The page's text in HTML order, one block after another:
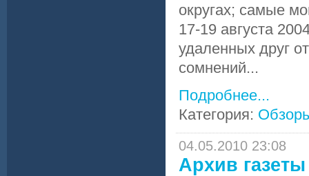
округах; самые
17-19 августа
удаленных друг
сомнений...
Подробнее...
Категория:
04.05.2010 23:08
Архив